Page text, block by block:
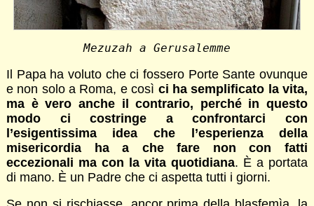
Mezuzah a Gerusalemme
Il Papa ha voluto che ci fossero Porte Sante ovunque
e non solo a Roma, e così ci ha semplificato la vita,
ma è vero anche il contrario, perché in questo
modo ci costringe a confrontarci con
l’esigentissima idea che l’esperienza della
misericordia ha a che fare non con fatti
eccezionali ma con la vita quotidiana. È a portata
di mano. È un Padre che ci aspetta tutti i giorni.